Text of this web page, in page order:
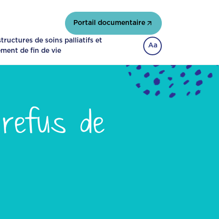
Portail documentaire
de soins palliatifs et
de fin de vie
Aa
de